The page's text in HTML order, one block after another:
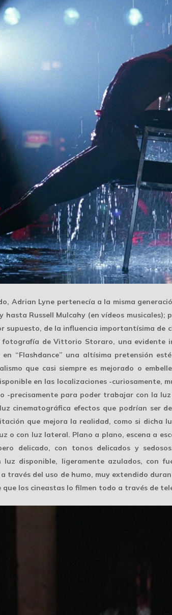
Adrian Lyne pertenecía a la misma
Russell Mulcahy (en vídeos musicales);
supuesto, de la influencia importantísima de
fotografía deVittorio Storaro, una evidente
“Flashdance” una altísima pretensión
que casi siempre es mejorado o
en las localizaciones -curiosamente,
-precisamente para poder trabajar con la
cinematográfica efectos que podrían ser
que mejora la realidad, como si dicha
o con luz lateral. Plano a plano, escena a
delicado, con tonos delicados y
disponible, ligeramente azulados, con
través del uso de humo, muy extendido
los cineastas lo filmen todo a través de